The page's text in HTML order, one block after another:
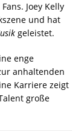
Joey Kelly
und hat
geleistet.
enge
anhaltenden
Karriere zeigt
große